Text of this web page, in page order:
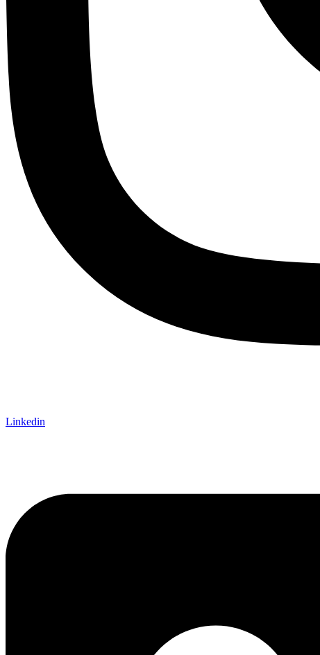
Linkedin